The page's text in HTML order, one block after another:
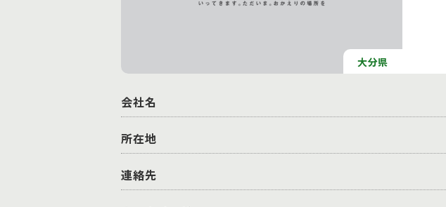
大分県
会社名
所在地
連絡先